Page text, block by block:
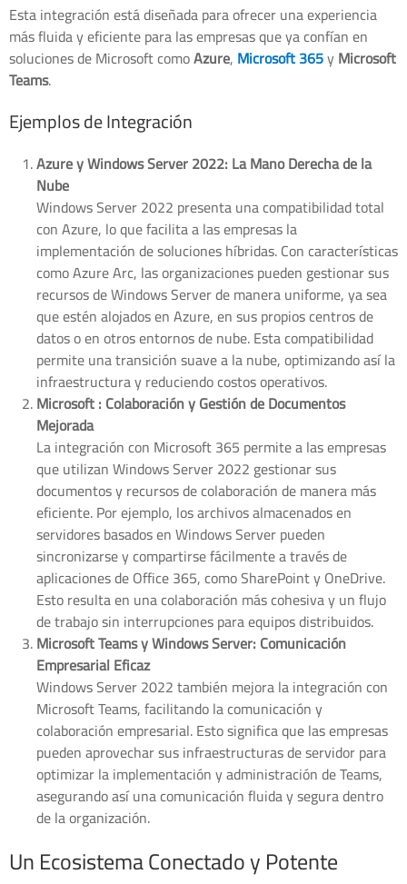
Esta integración está diseñada para ofrecer una experiencia
más fluida y eficiente para las empresas que ya confían en
soluciones de Microsoft comoAzure, Microsoft 365yMicrosoft
Teams.
Ejemplos de Integración
Azure y Windows Server 2022: La Mano Derecha de la
Nube
Windows Server 2022 presenta una compatibilidad total
con Azure, lo que facilita a las empresas la
implementación de soluciones híbridas. Con características
como Azure Arc, las organizaciones pueden gestionar sus
recursos de Windows Server de manera uniforme, ya sea
que estén alojados en Azure, en sus propios centros de
datos o en otros entornos de nube. Esta compatibilidad
permite una transición suave a la nube, optimizando así la
infraestructura y reduciendo costos operativos.
Microsoft : Colaboración y Gestión de Documentos
Mejorada
La integración con Microsoft 365 permite a las empresas
que utilizan Windows Server 2022 gestionar sus
documentos y recursos de colaboración de manera más
eficiente. Por ejemplo, los archivos almacenados en
servidores basados en Windows Server pueden
sincronizarse y compartirse fácilmente a través de
aplicaciones de Office 365, como SharePoint y OneDrive.
Esto resulta en una colaboración más cohesiva y un flujo
de trabajo sin interrupciones para equipos distribuidos.
Microsoft Teams y Windows Server: Comunicación
Empresarial Eficaz
Windows Server 2022 también mejora la integración con
Microsoft Teams, facilitando la comunicación y
colaboración empresarial. Esto significa que las empresas
pueden aprovechar sus infraestructuras de servidor para
optimizar la implementación y administración de Teams,
asegurando así una comunicación fluida y segura dentro
de la organización.
Un Ecosistema Conectado y Potente